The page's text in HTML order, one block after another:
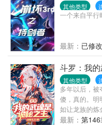
其他类型
一个来自平行
最新： 已修
斗罗：我
其他类型
多年以后，
傻，真的。明
如让龙族的炼
最新： 第